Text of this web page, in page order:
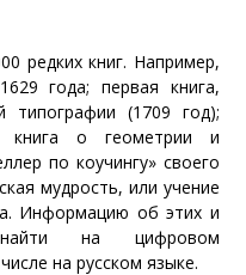
редких книг. Например,
года; первая книга,
типографии (1709 год);
книга о геометрии и
по коучингу» своего
мудрость, или учение
Информацию об этих и
на цифровом
на русском языке.